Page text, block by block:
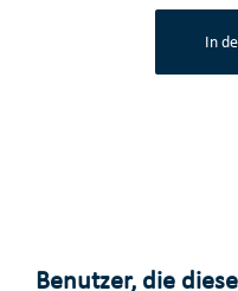
In
Benutzer, die